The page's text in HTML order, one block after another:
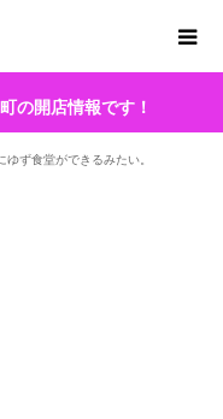
の開店情報です！
ゆず食堂ができるみたい。